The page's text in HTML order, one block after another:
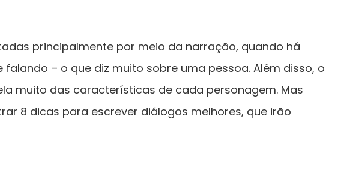
principalmente por meio da narração, quando há
– o que diz muito sobre uma pessoa. Além disso, o
muito das características de cada personagem. Mas
8 dicas para escrever diálogos melhores, que irão